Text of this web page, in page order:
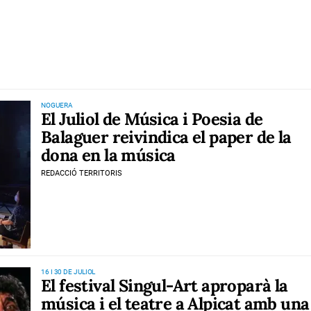
NOGUERA
El Juliol de Música i Poesia de
Balaguer reivindica el paper de la
dona en la música
REDACCIÓ TERRITORIS
16 I 30 DE JULIOL
El festival Singul-Art aproparà la
música i el teatre a Alpicat amb una